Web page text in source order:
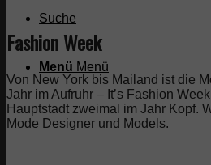
Suche
Menü Menü
Fashion Week
Von New York bis Mailand ist die
Jahr im Aufruhr – It’s Fashion
Hauptstadt zweimal im Jahr Kopf.
Mode Designer und Models.